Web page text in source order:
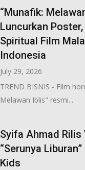
“Munafik:
Luncurkan
Spiritual Film
Indonesia
July 29, 2026
TREND BISNIS - Film
Melawan Iblis" resmi...
Syifa Ahmad Rilis
“Serunya
Kids